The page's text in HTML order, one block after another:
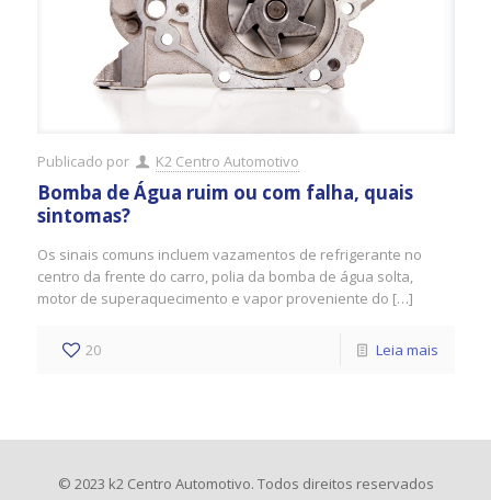
Publicado por K2 Centro Automotivo
Bomba de Água ruim ou com falha, quais
sintomas?
Os sinais comuns incluem vazamentos de refrigerante no
centro da frente do carro, polia da bomba de água solta,
motor de superaquecimento e vapor proveniente do […]
20 Leia mais
© 2023 k2 Centro Automotivo. Todos direitos reservados